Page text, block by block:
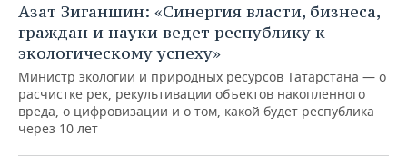
Азат Зиганшин: «Синергия власти, бизнеса,
граждан и науки ведет республику к
экологическому успеху»
Министр экологии и природных ресурсов Татарстана — о
расчистке рек, рекультивации объектов накопленного
вреда, о цифровизации и о том, какой будет республика
через 10 лет